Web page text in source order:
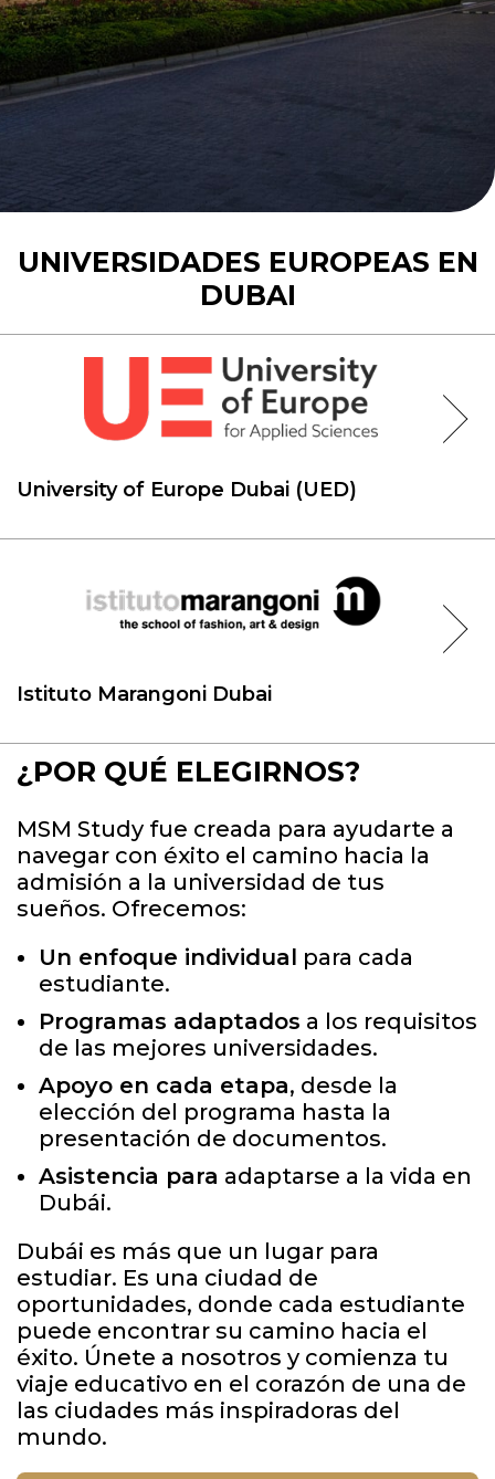
UNIVERSIDADES EUROPEAS EN
DUBAI
University of Europe Dubai (UED)
Istituto Marangoni Dubai
¿POR QUÉ ELEGIRNOS?
MSM Study fue creada para ayudarte a
navegar con éxito el camino hacia la
admisión a la universidad de tus
sueños. Ofrecemos:
Un enfoque individual para cada
estudiante.
Programas adaptados a los requisitos
de las mejores universidades.
Apoyo en cada etapa, desde la
elección del programa hasta la
presentación de documentos.
Asistencia para adaptarse a la vida en
Dubái.
Dubái es más que un lugar para
estudiar. Es una ciudad de
oportunidades, donde cada estudiante
puede encontrar su camino hacia el
éxito. Únete a nosotros y comienza tu
viaje educativo en el corazón de una de
las ciudades más inspiradoras del
mundo.